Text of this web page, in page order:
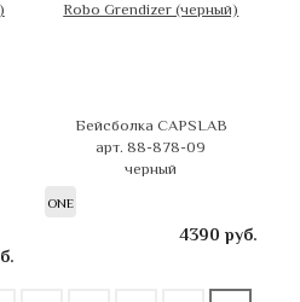
Бейсболка CAPSLAB
арт. 88-878-09
черный
ONE
4390 руб.